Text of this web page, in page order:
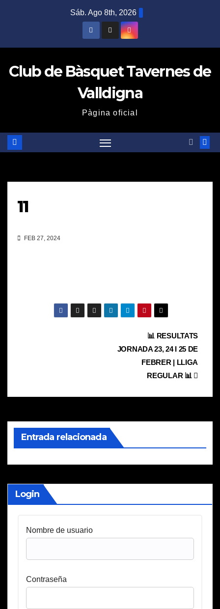
Sáb. Ago 8th, 2026
Club de Bàsquet Tavernes de
Valldigna
Pàgina oficial
11
FEB 27, 2024
📊 RESULTATS
JORNADA 23, 24 I 25 DE
FEBRER | LLIGA
REGULAR 📊
Entrada relacionada
Login
Nombre de usuario
Contraseña